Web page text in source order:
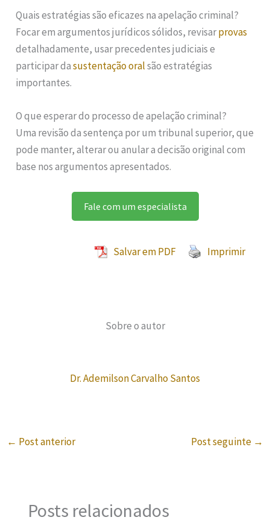
Quais estratégias são eficazes na apelação criminal?
Focar em argumentos jurídicos sólidos, revisarprovas
detalhadamente, usar precedentes judiciais e
participar dasustentação oralsão estratégias
importantes.
O que esperar do processo de apelação criminal?
Uma revisão da sentença por um tribunal superior, que
pode manter, alterar ou anular a decisão original com
base nos argumentos apresentados.
Fale com um especialista
Salvar em PDF Imprimir
Sobre o autor
Dr. Ademilson Carvalho Santos
← Post anterior Post seguinte →
Posts relacionados